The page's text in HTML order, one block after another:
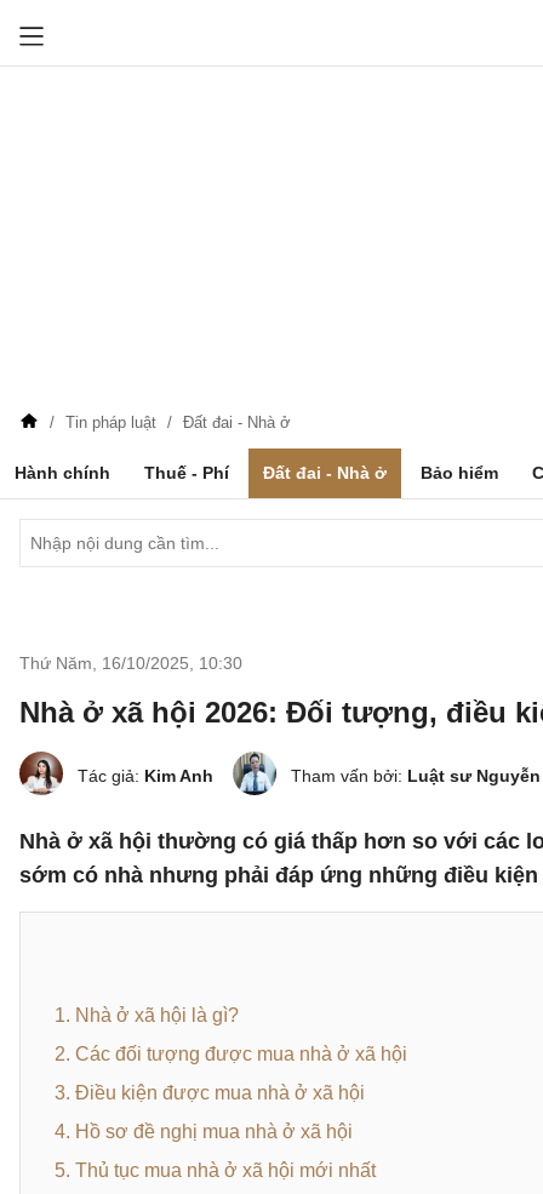
Tin pháp luật Đất đai - Nhà ở
Hành chính Thuế - Phí Đất đai - Nhà ở Bảo hiểm
Thứ Năm, 16/10/2025 10:30
Nhà ở xã hội 2026: Đối tượng, điều
Tác giả: Kim Anh Tham vấn bởi: Luật sư
Nhà ở xã hội thường có giá thấp hơn so với các
sớm có nhà nhưng phải đáp ứng những điều
1. Nhà ở xã hội là gì?
2. Các đối tượng được mua nhà ở xã hội
3. Điều kiện được mua nhà ở xã hội
4. Hồ sơ đề nghị mua nhà ở xã hội
5. Thủ tục mua nhà ở xã hội mới nhất